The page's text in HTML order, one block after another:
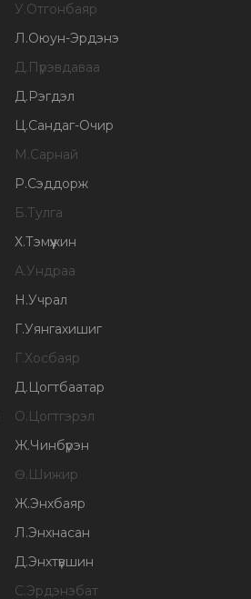
У.Отгонбаяр
Л.Оюун-Эрдэнэ
Д.Пүрэвдаваа
Д.Рэгдэл
Ц.Сандаг-Очир
М.Сарнай
Р.Сэддорж
Б.Тулга
Х.Тэмүүжин
А.Ундраа
Н.Учрал
Г.Уянгахишиг
Г.Хосбаяр
Д.Цогтбаатар
О.Цогтгэрэл
Ж.Чинбүрэн
Ө.Шижир
Ж.Энхбаяр
Л.Энхнасан
Д.Энхтүвшин
С.Эрдэнэбат